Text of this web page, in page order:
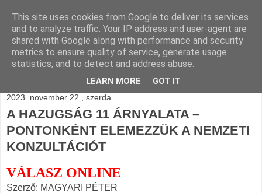
BLOGÁSZAT, napi
blogjava
2023. november 22., szerda
A HAZUGSÁG 11 ÁRNYALATA –
PONTONKÉNT ELEMEZZÜK A NEMZETI
KONZULTÁCIÓT
VÁLASZ ONLINE
Szerző: MAGYARI PÉTER
This site uses cookies from Google to deliver its services
and to analyze traffic. Your IP address and user-agent are
shared with Google along with performance and security
metrics to ensure quality of service, generate usage
statistics, and to detect and address abuse.
LEARN MORE GOT IT